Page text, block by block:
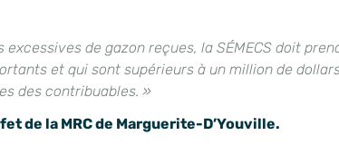
excessives de gazon reçues, la SÉMECS doit
et qui sont supérieurs à un million de
des contribuables. »
de la MRC de Marguerite-D’Youville.